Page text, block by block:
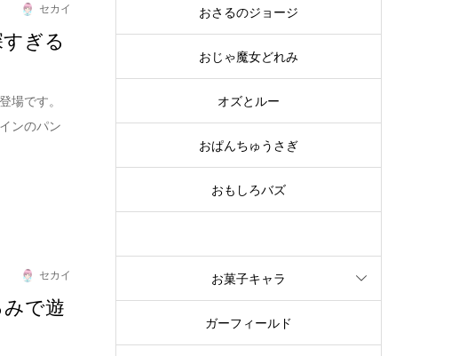
セカイ
ぎる
場です。
ンのパン
セカイ
で遊
おさるのジョージ
おじゃ魔女どれみ
オズとルー
おぱんちゅうさぎ
おもしろバズ
お菓子キャラ
ガーフィールド